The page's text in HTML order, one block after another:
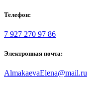
Телефон:
7 927 270 97 86
Электронная почта:
AlmakaevaElena@mail.ru